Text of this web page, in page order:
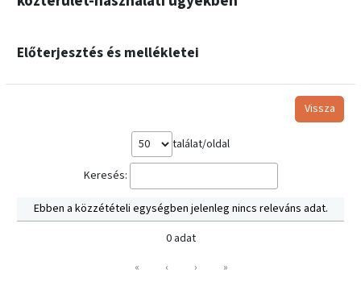
Előterjesztés és mellékletei
Vissza
találat/oldal
Keresés:
Ebben a közzétételi egységben jelenleg nincs releváns adat.
0 adat
«
‹ › »